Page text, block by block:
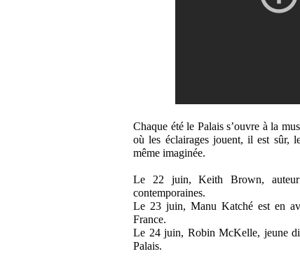
Chaque été le Palais s’ouvre à la
où les éclairages jouent, il est sûr,
même imaginée.
Le 22 juin, Keith Brown, auteur
contemporaines.
Le 23 juin, Manu Katché est en
France.
Le 24 juin, Robin McKelle, jeune
Palais.